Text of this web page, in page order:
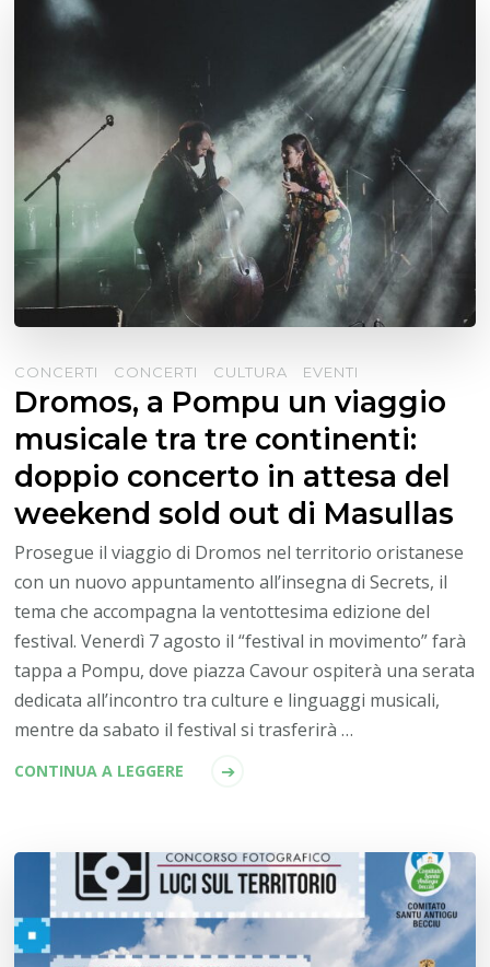
CONCERTI CONCERTI CULTURA EVENTI
Dromos, a Pompu un viaggio
musicale tra tre continenti:
doppio concerto in attesa del
weekend sold out di Masullas
Prosegue il viaggio di Dromos nel territorio oristanese
con un nuovo appuntamento all’insegna di Secrets, il
tema che accompagna la ventottesima edizione del
festival. Venerdì 7 agosto il “festival in movimento” farà
tappa a Pompu, dove piazza Cavour ospiterà una serata
dedicata all’incontro tra culture e linguaggi musicali,
mentre da sabato il festival si trasferirà …
CONTINUA A LEGGERE